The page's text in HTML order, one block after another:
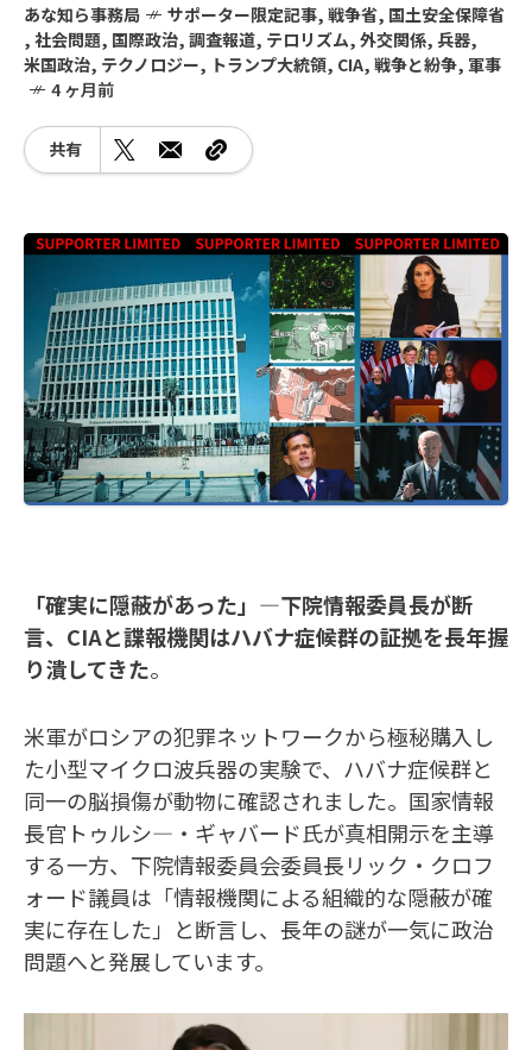
あな知ら事務局 サポーター限定記事, 戦争省, 国土安全保障省
, 社会問題, 国際政治, 調査報道, テロリズム, 外交関係, 兵器,
米国政治, テクノロジー, トランプ大統領, CIA, 戦争と紛争, 軍事
4 ヶ月前
共有
「確実に隠蔽があった」―下院情報委員長が断
言、CIAと諜報機関はハバナ症候群の証拠を長年握
り潰してきた。
米軍がロシアの犯罪ネットワークから極秘購入し
た小型マイクロ波兵器の実験で、ハバナ症候群と
同一の脳損傷が動物に確認されました。国家情報
長官トゥルシ―・ギャバード氏が真相開示を主導
する一方、下院情報委員会委員長リック・クロフ
ォード議員は「情報機関による組織的な隠蔽が確
実に存在した」と断言し、長年の謎が一気に政治
問題へと発展しています。